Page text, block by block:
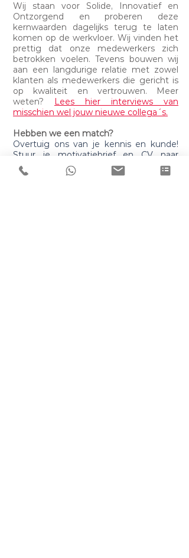
Wij staan voor Solide, Innovatief en
Ontzorgend en proberen deze
kernwaarden dagelijks terug te laten
komen op de werkvloer. Wij vinden het
prettig dat onze medewerkers zich
betrokken voelen. Tevens bouwen wij
aan een langdurige relatie met zowel
klanten als medewerkers die gericht is
op kwaliteit en vertrouwen. Meer
weten?
Lees hier interviews van
misschien wel jouw nieuwe collega´ s.
​Hebben we een match?
Overtuig ons van je kennis en kunde!
Stuur je motivatiebrief en CV naar
personeelszaken@torsit.nl
of solliciteer
direct via het formulier op de